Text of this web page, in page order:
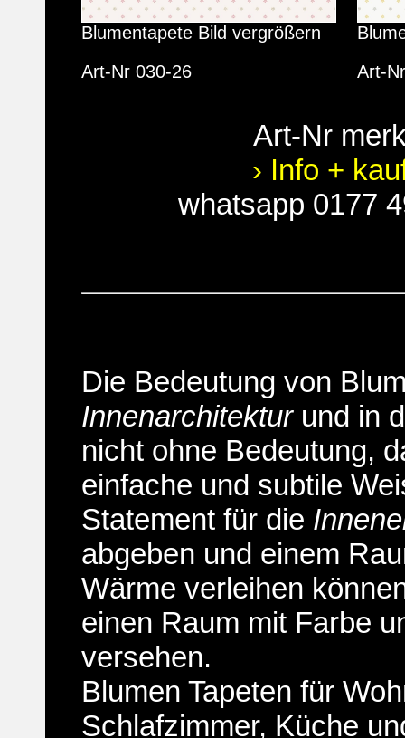
Blumentapete Bild vergrößern
Art-Nr 030-26
Art-
Art-Nr
› Info +
whatsapp 0177
Die Bedeutung von
Innenarchitekturund in
nicht ohne Bedeutung,
einfache und subtile
Statement für die
abgeben und einem
Wärme verleihen
einen Raum mit Farbe
versehen.
Blumen Tapeten für
Schlafzimmer, Küche